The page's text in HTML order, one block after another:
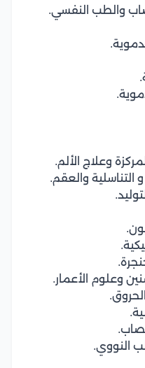
والطب النفسي.
وعلاج الألم.
والعقم.
وعلوم الأعمار.
النووي.